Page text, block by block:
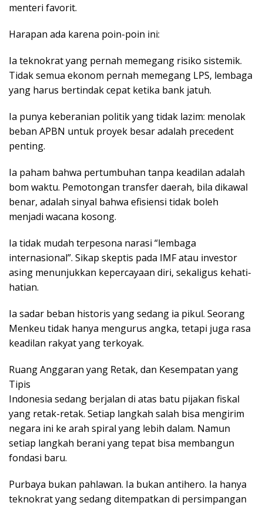
menteri favorit.
Harapan ada karena poin-poin ini:
Ia teknokrat yang pernah memegang risiko sistemik.
Tidak semua ekonom pernah memegang LPS, lembaga
yang harus bertindak cepat ketika bank jatuh.
Ia punya keberanian politik yang tidak lazim: menolak
beban APBN untuk proyek besar adalah precedent
penting.
Ia paham bahwa pertumbuhan tanpa keadilan adalah
bom waktu. Pemotongan transfer daerah, bila dikawal
benar, adalah sinyal bahwa efisiensi tidak boleh
menjadi wacana kosong.
Ia tidak mudah terpesona narasi “lembaga
internasional”. Sikap skeptis pada IMF atau investor
asing menunjukkan kepercayaan diri, sekaligus kehati-
hatian.
Ia sadar beban historis yang sedang ia pikul. Seorang
Menkeu tidak hanya mengurus angka, tetapi juga rasa
keadilan rakyat yang terkoyak.
Ruang Anggaran yang Retak, dan Kesempatan yang
Tipis
Indonesia sedang berjalan di atas batu pijakan fiskal
yang retak-retak. Setiap langkah salah bisa mengirim
negara ini ke arah spiral yang lebih dalam. Namun
setiap langkah berani yang tepat bisa membangun
fondasi baru.
Purbaya bukan pahlawan. Ia bukan antihero. Ia hanya
teknokrat yang sedang ditempatkan di persimpangan